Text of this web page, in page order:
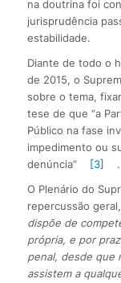
na doutrina foi
jurisprudência
estabilidade.
Diante de todo o
de 2015, o
sobre o tema,
tese de que “a
Público na fase
impedimento ou
denúncia”
[3]
.
O Plenário do
repercussão
dispõe de
própria, e por
penal, desde que
assistem a